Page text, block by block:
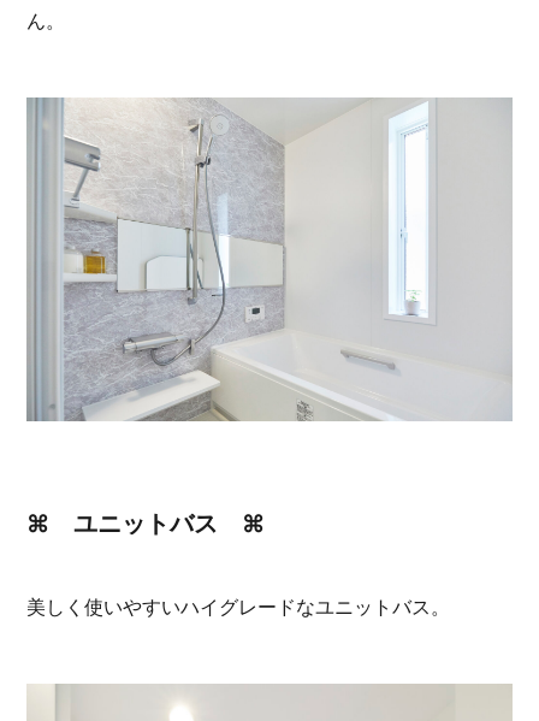
ん。
⌘ ユニットバス ⌘
美しく使いやすいハイグレードなユニットバス。